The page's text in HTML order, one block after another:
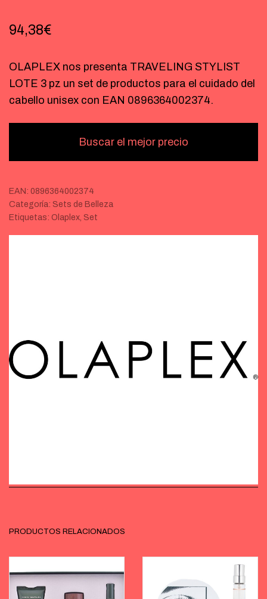
94,38€
OLAPLEX nos presenta TRAVELING STYLIST
LOTE 3 pz un set de productos para el cuidado del
cabello unisex con EAN 0896364002374.
Buscar el mejor precio
EAN: 0896364002374
Categoría: Sets de Belleza
Etiquetas: Olaplex, Set
PRODUCTOS RELACIONADOS